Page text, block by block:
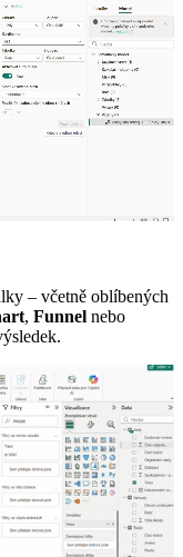
– včetně oblíbených
, Funnel nebo